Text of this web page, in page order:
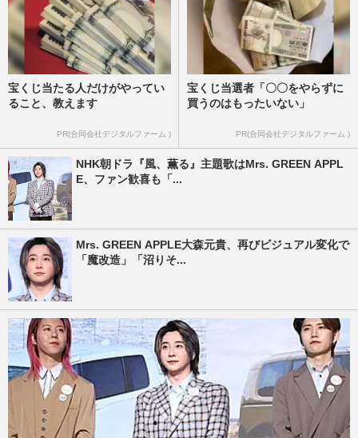
宝くじ当たる人だけがやってい
ること、教えます
PR(合同会社デジタルファーム )
宝くじ当選者「〇〇をやらずに
買うのはもったいない」
PR(合同会社デジタルファーム )
NHK朝ドラ『風、薫る』主題歌はMrs. GREEN APPL
E、ファン歓喜も「...
Mrs. GREEN APPLE大森元貴、再びビジュアル変化で
「魔改造」「沼りそ...